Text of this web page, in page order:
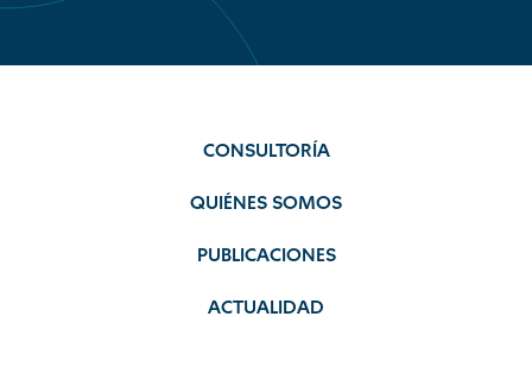
CONSULTORÍA
QUIÉNES SOMOS
PUBLICACIONES
ACTUALIDAD